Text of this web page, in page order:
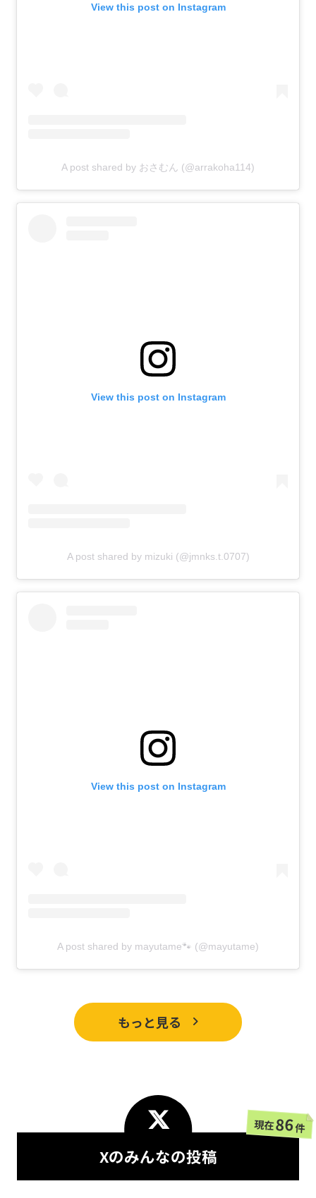
View this post on Instagram
A post shared by おさむん (@arrakoha114)
View this post on Instagram
A post shared by mizuki (@jmnks.t.0707)
View this post on Instagram
A post shared by mayutame🐾 (@mayutame)
もっと見る
Xのみんなの投稿
現在86件